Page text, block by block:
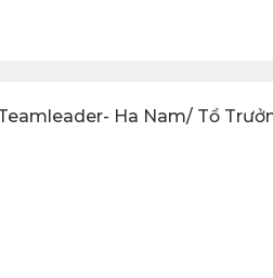
Ha Nam/ Tổ